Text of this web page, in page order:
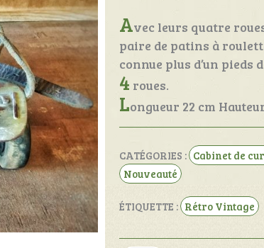
Avec leurs quatre
paire de patins à
connue plus d’un pieds
4 roues.
Longueur 22 cm
CATÉGORIES : Cabinet de
Nouveauté
ÉTIQUETTE : Rétro Vintage